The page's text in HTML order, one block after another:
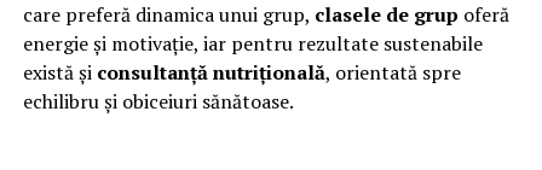
care preferă dinamica unui grup, clasele de grup oferă
energie și motivație, iar pentru rezultate sustenabile
există și consultanță nutrițională, orientată spre
echilibru și obiceiuri sănătoase.